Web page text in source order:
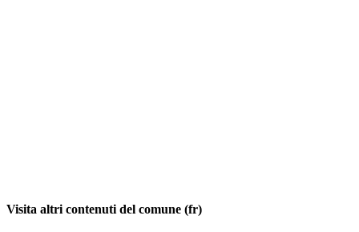
Visita altri contenuti del comune (fr)